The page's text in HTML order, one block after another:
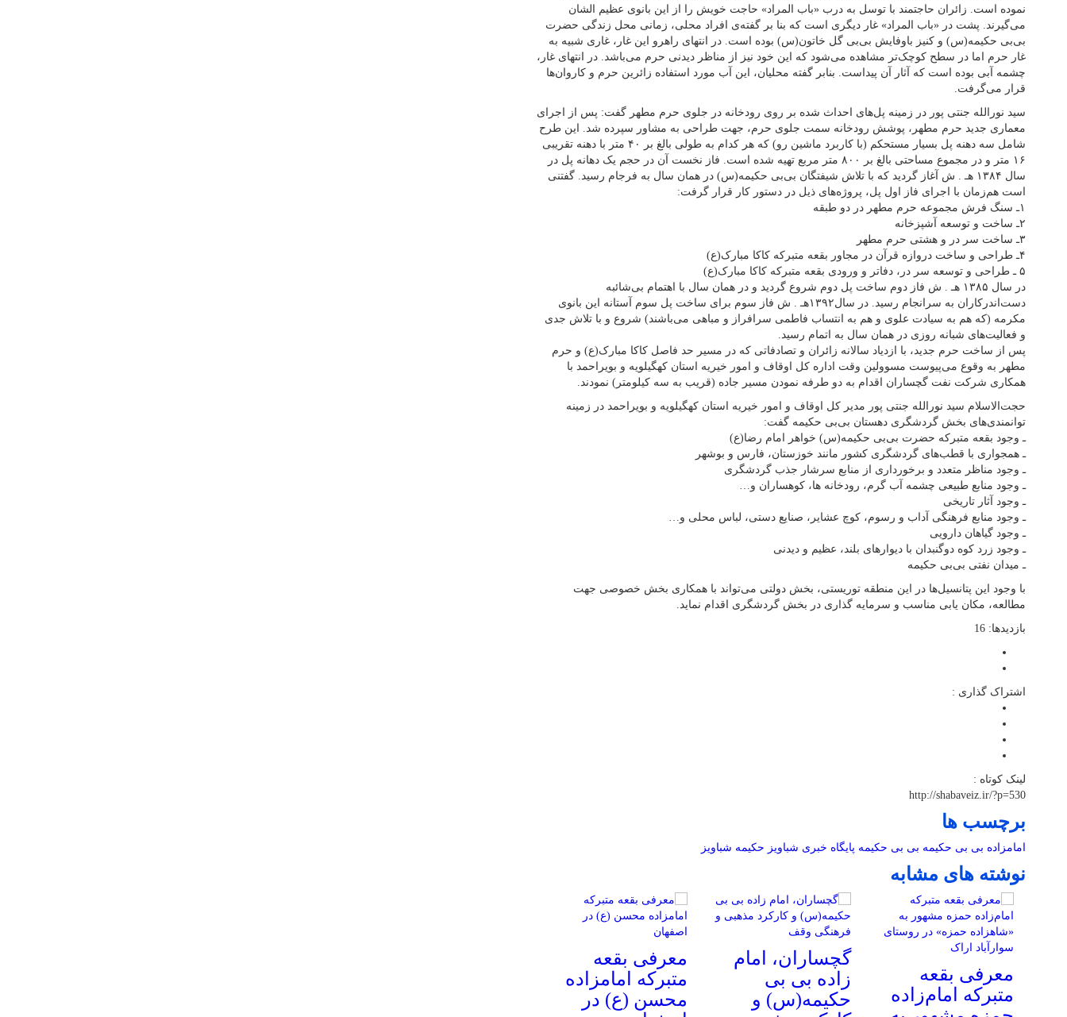
نموده است. زائران حاجتمند با توسل به درب «باب المراد» حاجت خویش را از این بانوی عظیم الشان
می‌گیرند. پشت در «باب المراد» غار دیگری است که بنا بر گفته‌ی افراد محلی، زمانی محل زندگی حضرت
بی‌بی حکیمه(س) و کنیز باوفایش بی‌بی گل خاتون(س) بوده است. در انتهای راهرو این غار، غاری شبیه به
غار حرم اما در سطح کوچک‌تر مشاهده می‌شود که این خود نیز از مناظر دیدنی حرم می‌باشد. در انتهای غار،
چشمه آبی بوده است که آثار آن پیداست. بنابر گفته محلیان، این آب مورد استفاده زائرین حرم و کاروان‌ها
قرار می‌گرفت.
سید نورالله جنتی پور در زمینه پل‌های احداث شده بر روی رودخانه در جلوی حرم مطهر گفت: پس از اجرای
معماری جدید حرم مطهر، پوشش رودخانه سمت جلوی حرم، جهت طراحی به مشاور سپرده شد. این طرح
شامل سه دهنه پل بسیار مستحکم (با کاربرد ماشین رو) که هر کدام به طولی بالغ بر ۴۰ متر با دهنه تقریبی
۱۶ متر و در مجموع مساحتی بالغ بر ۸۰۰ متر مربع تهیه شده است. فاز نخست آن در حجم یک دهانه پل در
سال ۱۳۸۴ هـ . ش آغاز گردید که با تلاش شیفتگان بی‌بی حکیمه(س) در همان سال به فرجام رسید. گفتنی
است هم‌زمان با اجرای فاز اول پل، پروژه‌های ذیل در دستور کار قرار گرفت:
۱ـ سنگ فرش مجموعه حرم مطهر در دو طبقه
۲ـ ساخت و توسعه آشپزخانه
۳ـ ساخت سر در و هشتی حرم مطهر
۴ـ طراحی و ساخت دروازه قرآن در مجاور بقعه متبرکه کاکا مبارک(ع)
۵ ـ طراحی و توسعه سر در، دفاتر و ورودی بقعه متبرکه کاکا مبارک(ع)
در سال ۱۳۸۵ هـ . ش فاز دوم ساخت پل دوم شروع گردید و در همان سال با اهتمام بی‌شائبه
دست‌اندرکاران به سرانجام رسید. در سال۱۳۹۲هـ . ش فاز سوم برای ساخت پل سوم آستانه این بانوی
مکرمه (که هم به سیادت علوی و هم به انتساب فاطمی سرافراز و مباهی می‌باشند) شروع و با تلاش جدی
و فعالیت‌های شبانه روزی در همان سال به اتمام رسید.
پس از ساخت حرم جدید، با ازدیاد سالانه زائران و تصادفاتی که در مسیر حد فاصل کاکا مبارک(ع) و حرم
مطهر به وقوع می‌پیوست مسوولین وقت اداره کل اوقاف و امور خیریه استان کهگیلویه و بویراحمد با
همکاری شرکت نفت گچساران اقدام به دو طرفه نمودن مسیر جاده (قریب به سه کیلومتر) نمودند.
حجت‌الاسلام سید نورالله جنتی پور مدیر کل اوقاف و امور خیریه استان کهگیلویه و بویراحمد در زمینه
توانمندی‌های بخش گردشگری دهستان بی‌بی حکیمه گفت:
ـ وجود بقعه متبرکه حضرت بی‌بی حکیمه(س) خواهر امام رضا(ع)
ـ همجواری با قطب‌های گردشگری کشور مانند خوزستان، فارس و بوشهر
ـ وجود مناظر متعدد و برخورداری از منابع سرشار جذب گردشگری
ـ وجود منابع طبیعی چشمه آب گرم، رودخانه ها، کوهساران و…
ـ وجود آثار تاریخی
ـ وجود منابع فرهنگی آداب و رسوم، کوچ عشایر، صنایع دستی، لباس محلی و…
ـ وجود گیاهان دارویی
ـ وجود زرد کوه دوگنبدان با دیوارهای بلند، عظیم و دیدنی
ـ میدان نفتی بی‌بی حکیمه
با وجود این پتانسیل‌ها در این منطقه توریستی، بخش دولتی می‌تواند با همکاری بخش خصوصی جهت
مطالعه، مکان یابی مناسب و سرمایه گذاری در بخش گردشگری اقدام نماید.
بازدیدها: 16
اشتراک گذاری :
لینک کوتاه :
http://shabaveiz.ir/?p=530
برچسب ها
امامزاده بی بی حکیمه بی بی حکیمه پایگاه خبری شباویز حکیمه شباویز
نوشته های مشابه
معرفی بقعه
متبرکه امام‌زاده
گچساران، امام
زاده بی بی
حکیمه(س) و
معرفی بقعه
متبرکه امامزاده
محسن (ع) در